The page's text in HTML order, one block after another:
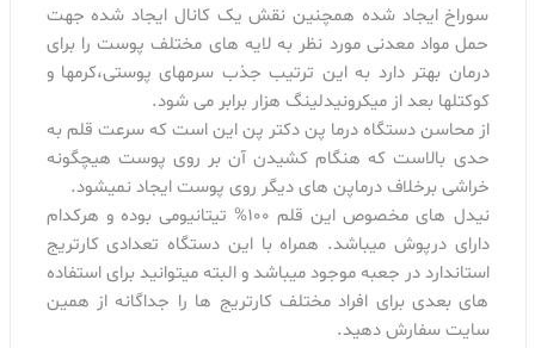
سوراخ ایجاد شده همچنین نقش یک کانال ایجاد شده جهت
حمل مواد معدنی مورد نظر به لایه های مختلف پوست را برای
درمان بهتر دارد به این ترتیب جذب سرمهای پوستی،کرمها و
کوکتلها بعد از میکرونیدلینگ هزار برابر می شود.
از محاسن دستگاه درما پن دکتر پن این است که سرعت قلم به
حدی بالاست که هنگام کشیدن آن بر روی پوست هیچگونه
خراشی برخلاف درماپن های دیگر روی پوست ایجاد نمیشود.
نیدل های مخصوص این قلم 100% تیتانیومی بوده و هرکدام
دارای درپوش میباشد. همراه با این دستگاه تعدادی کارتریج
استاندارد در جعبه موجود میباشد و البته میتوانید برای استفاده
های بعدی برای افراد مختلف کارتریج ها را جداگانه از همین
سایت سفارش دهید.